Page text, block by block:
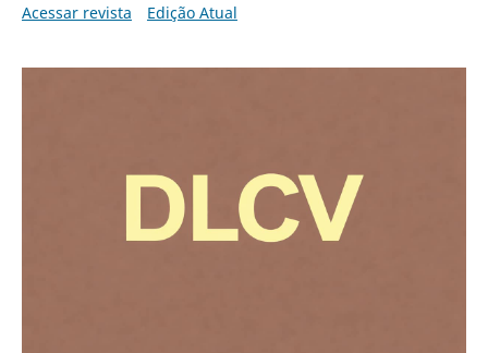
Acessar revista
Edição Atual